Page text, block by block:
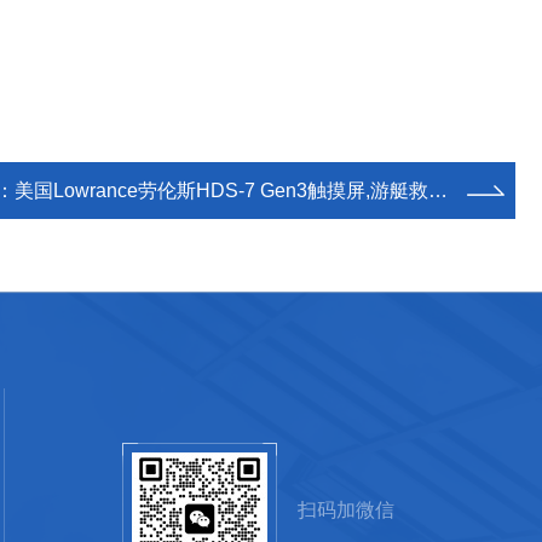
美国Lowrance劳伦斯HDS-7 Gen3触摸屏,游艇救生艇探鱼器/海图仪/水底成像
扫码加微信